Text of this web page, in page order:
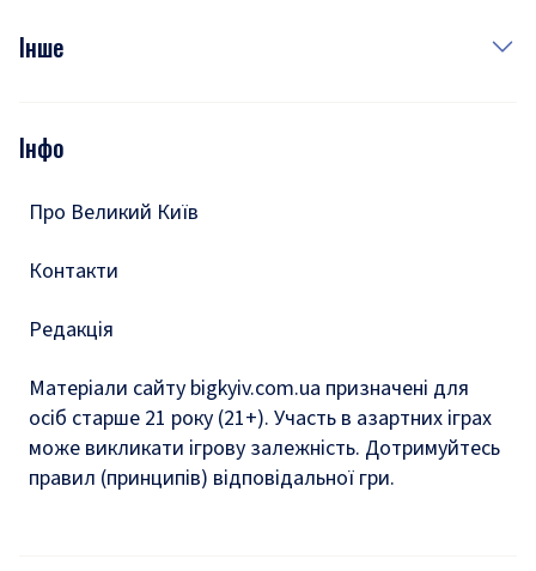
Фото
Подкасти
Інше
Тести
Інфо
Про Великий Київ
Контакти
Редакція
Матеріали сайту bigkyiv.com.ua призначені для
осіб старше 21 року (21+). Участь в азартних іграх
може викликати ігрову залежність. Дотримуйтесь
правил (принципів) відповідальної гри.